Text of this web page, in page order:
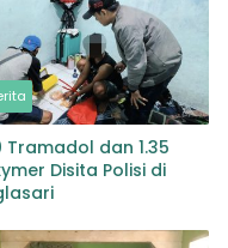
Tramadol dan 1.35
Disita Polisi di